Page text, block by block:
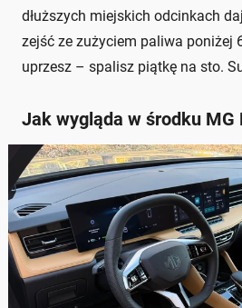
dłuższych miejskich odcinkach
zejść ze zużyciem paliwa poniżej
uprzesz – spalisz piątkę na sto.
Jak wygląda w środku MG